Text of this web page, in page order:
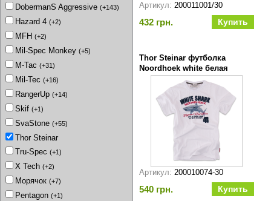
DobermanS Aggressive (+143)
Hazard 4 (+2)
MFH (+2)
Mil-Spec Monkey (+5)
M-Tac (+31)
Mil-Tec (+16)
RangerUp (+14)
Skif (+1)
SvaStone (+55)
Thor Steinar
Tru-Spec (+1)
X Tech (+2)
Морячок (+7)
Pentagon (+1)
Артикул: 200011001/30
432 грн.
Thor Steinar футболка
Noordhoek white белая
Артикул: 200010074-30
540 грн.